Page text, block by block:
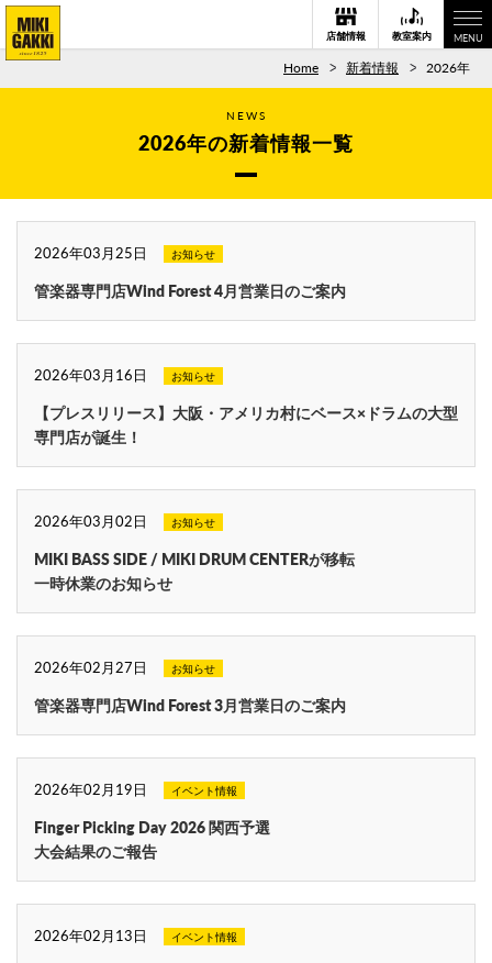
店舗情報 教室案内 MENU
Home 新着情報 2026年
NEWS
2026年の新着情報一覧
2026年03月25日 お知らせ
管楽器専門店Wind Forest 4月営業日のご案内
2026年03月16日 お知らせ
【プレスリリース】大阪・アメリカ村にベース×ドラムの大型
専門店が誕生！
2026年03月02日 お知らせ
MIKI BASS SIDE / MIKI DRUM CENTERが移転
一時休業のお知らせ
2026年02月27日 お知らせ
管楽器専門店Wind Forest 3月営業日のご案内
2026年02月19日 イベント情報
Finger Picking Day 2026 関西予選
大会結果のご報告
2026年02月13日 イベント情報